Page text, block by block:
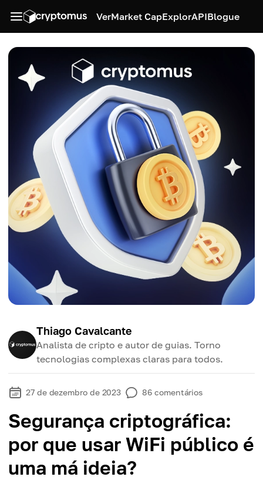
VerMarket CapExplorAPIBlogue
Thiago Cavalcante
Analista de cripto e autor de guias. Torno
tecnologias complexas claras para todos.
27 de dezembro de 2023 86 comentários
Segurança criptográfica:
por que usar WiFi público é
uma má ideia?